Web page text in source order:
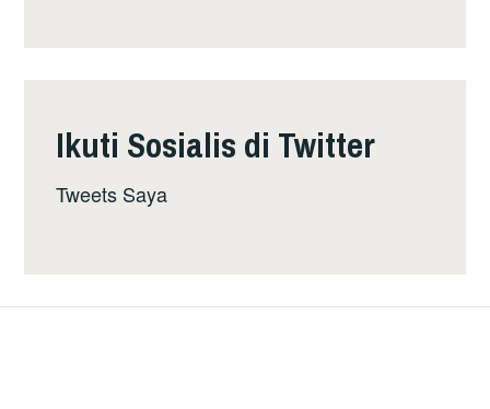
Ikuti Sosialis di Twitter
Tweets Saya